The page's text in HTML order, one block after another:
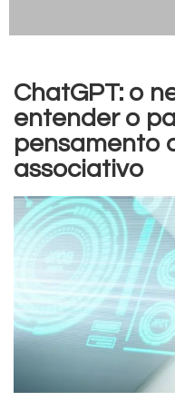
ChatGPT: o
entender o
pensamento
associativo